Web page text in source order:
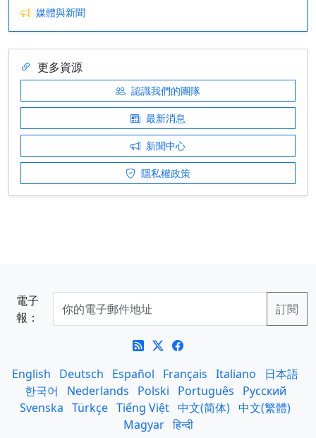
媒體與新聞
更多資源
認識我們的團隊
最新消息
新聞中心
隱私權政策
電子
報：
English Deutsch Español Français Italiano
日本語
한국어
Nederlands Polski Português
Русский
Svenska Türkçe Tiếng Việt 中文(简体) 中文(繁體)
Magyar हिन्दी